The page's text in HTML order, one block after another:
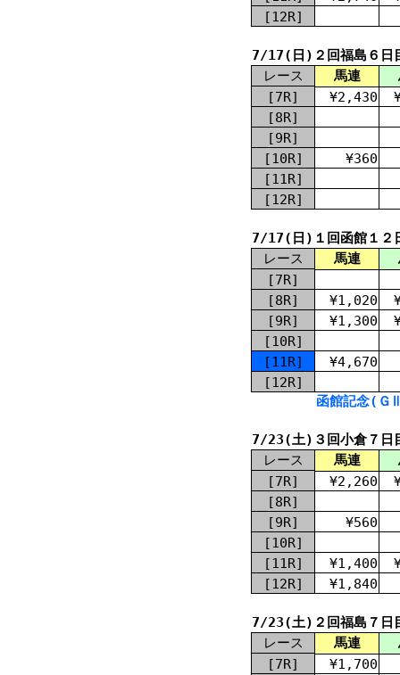
[12R]
7/17(日)２回福島６日
レース
馬連
[7R]
¥2,430
[8R]
[9R]
[10R]
¥360
[11R]
[12R]
7/17(日)１回函館１２
レース
馬連
[7R]
[8R]
¥1,020
[9R]
¥1,300
[10R]
[11R]
¥4,670
[12R]
函館記念(
7/23(土)３回小倉７日
レース
馬連
[7R]
¥2,260
[8R]
[9R]
¥560
[10R]
[11R]
¥1,400
[12R]
¥1,840
7/23(土)２回福島７日
レース
馬連
[7R]
¥1,700